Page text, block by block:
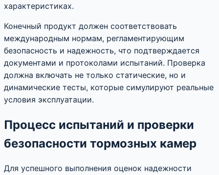
характеристиках.
Конечный продукт должен соответствовать
международным нормам, регламентирующим
безопасность и надежность, что подтверждается
документами и протоколами испытаний. Проверка
должна включать не только статические, но и
динамические тесты, которые симулируют реальные
условия эксплуатации.
Процесс испытаний и проверки
безопасности тормозных камер
Для успешного выполнения оценок надежности